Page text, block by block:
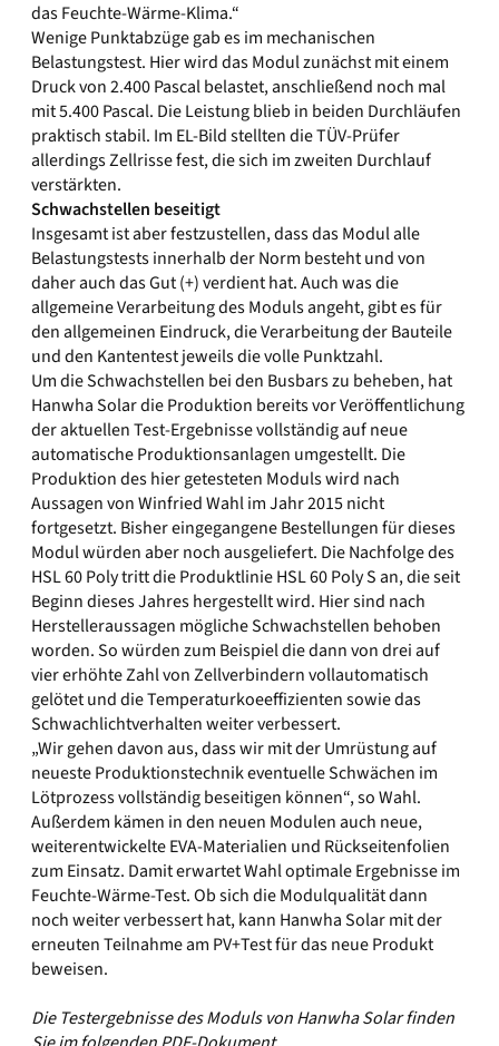
das Feuchte-Wärme-Klima.“
Wenige Punktabzüge gab es im mechanischen
Belastungstest. Hier wird das Modul zunächst mit einem
Druck von 2.400 Pascal belastet, anschließend noch mal
mit 5.400 Pascal. Die Leistung blieb in beiden Durchläufen
praktisch stabil. Im EL-Bild stellten die TÜV-Prüfer
allerdings Zellrisse fest, die sich im zweiten Durchlauf
verstärkten.
Schwachstellen beseitigt
Insgesamt ist aber festzustellen, dass das Modul alle
Belastungstests innerhalb der Norm besteht und von
daher auch das Gut (+) verdient hat. Auch was die
allgemeine Verarbeitung des Moduls angeht, gibt es für
den allgemeinen Eindruck, die Verarbeitung der Bauteile
und den Kantentest jeweils die volle Punktzahl.
Um die Schwachstellen bei den Busbars zu beheben, hat
Hanwha Solar die Produktion bereits vor Veröffentlichung
der aktuellen Test-Ergebnisse vollständig auf neue
automatische Produktionsanlagen umgestellt. Die
Produktion des hier getesteten Moduls wird nach
Aussagen von Winfried Wahl im Jahr 2015 nicht
fortgesetzt. Bisher eingegangene Bestellungen für dieses
Modul würden aber noch ausgeliefert. Die Nachfolge des
HSL 60 Poly tritt die Produktlinie HSL 60 Poly S an, die seit
Beginn dieses Jahres hergestellt wird. Hier sind nach
Herstelleraussagen mögliche Schwachstellen behoben
worden. So würden zum Beispiel die dann von drei auf
vier erhöhte Zahl von Zellverbindern vollautomatisch
gelötet und die Temperaturkoeeffizienten sowie das
Schwachlichtverhalten weiter verbessert.
„Wir gehen davon aus, dass wir mit der Umrüstung auf
neueste Produktionstechnik eventuelle Schwächen im
Lötprozess vollständig beseitigen können“, so Wahl.
Außerdem kämen in den neuen Modulen auch neue,
weiterentwickelte EVA-Materialien und Rückseitenfolien
zum Einsatz. Damit erwartet Wahl optimale Ergebnisse im
Feuchte-Wärme-Test. Ob sich die Modulqualität dann
noch weiter verbessert hat, kann Hanwha Solar mit der
erneuten Teilnahme am PV+Test für das neue Produkt
beweisen.
Die Testergebnisse des Moduls von Hanwha Solar finden